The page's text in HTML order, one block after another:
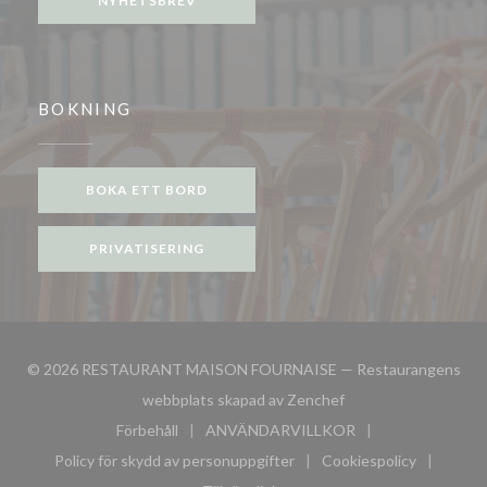
BOKNING
BOKA ETT BORD
PRIVATISERING
© 2026 RESTAURANT MAISON FOURNAISE — Restaurangens
webbplats skapad av Zenchef((öppnas i ett nytt
Förbehåll
((öppnas i ett nytt fönster))
ANVÄNDARVILLKOR
((öppnas i ett nytt fönster))
Policy för skydd av personuppgifter
((öppnas i ett nytt fönster))
Cookiespolicy
((öppnas i ett